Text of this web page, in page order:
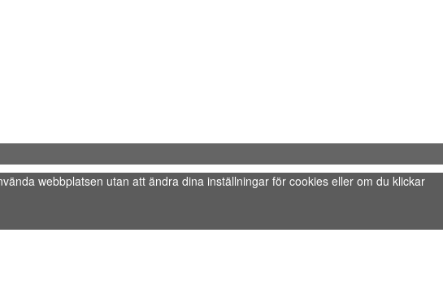
webbplatsen utan att ändra dina inställningar för cookies eller om du klickar